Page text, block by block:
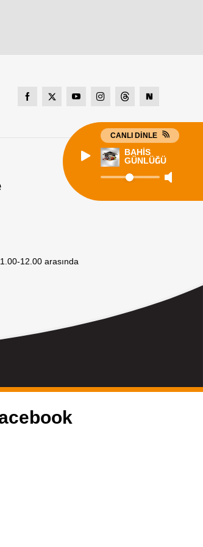
12.00 arasında
CANLI DİNLE
BAHİS
GÜNLÜĞÜ